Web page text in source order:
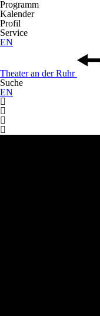
Programm
Kalender
Profil
Service
EN
Theateran derRuhr
Suche
EN



